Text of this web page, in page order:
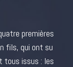
premières
fils, qui ont su
tous issus : les